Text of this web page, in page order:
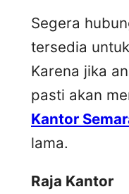
Segera
tersedia
Karena jika
pasti akan
Kantor
lama.
Raja Kantor